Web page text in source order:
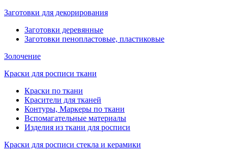
Заготовки для декорирования
Заготовки деревянные
Заготовки пенопластовые, пластиковые
Золочение
Краски для росписи ткани
Краски по ткани
Красители для тканей
Контуры, Маркеры по ткани
Вспомагательные материалы
Изделия из ткани для росписи
Краски для росписи стекла и керамики